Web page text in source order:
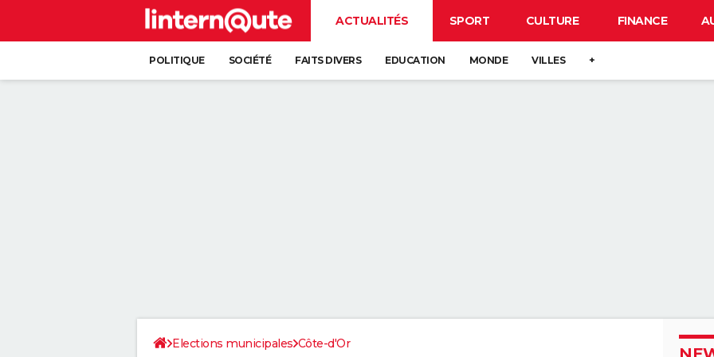
ACTUALITÉS SPORT CULTURE FINANCE
POLITIQUE SOCIÉTÉ FAITS DIVERS EDUCATION MONDE VILLES +
Elections municipales Côte-d'Or